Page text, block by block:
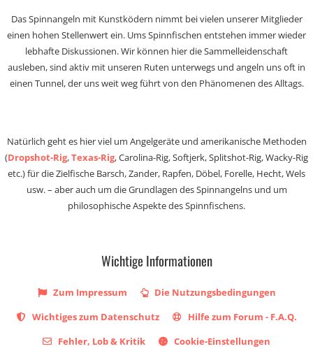
Das Spinnangeln mit Kunstködern nimmt bei vielen unserer Mitglieder
einen hohen Stellenwert ein. Ums Spinnfischen entstehen immer wieder
lebhafte Diskussionen. Wir können hier die Sammelleidenschaft
ausleben, sind aktiv mit unseren Ruten unterwegs und angeln uns oft in
einen Tunnel, der uns weit weg führt von den Phänomenen des Alltags.
Natürlich geht es hier viel um Angelgeräte und amerikanische Methoden
(Dropshot-Rig,Texas-Rig, Carolina-Rig, Softjerk, Splitshot-Rig, Wacky-Rig
etc.) für die Zielfische Barsch, Zander, Rapfen, Döbel, Forelle, Hecht, Wels
usw. – aber auch um die Grundlagen des Spinnangelns und um
philosophische Aspekte des Spinnfischens.
Wichtige Informationen
Zum Impressum
Die Nutzungsbedingungen
Wichtiges zum Datenschutz
Hilfe zum Forum - F.A.Q.
Fehler, Lob & Kritik
Cookie-Einstellungen